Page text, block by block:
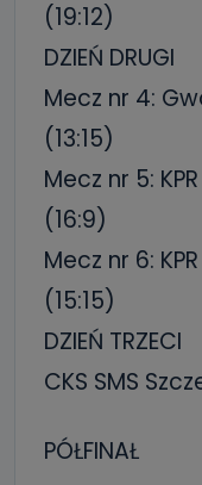
(19:12)
DZIEŃ DRUGI
Mecz nr 4:
(13:15)
Mecz nr 5:
(16:9)
Mecz nr 6:
(15:15)
DZIEŃ TRZECI
CKS SMS
PÓŁFINAŁ